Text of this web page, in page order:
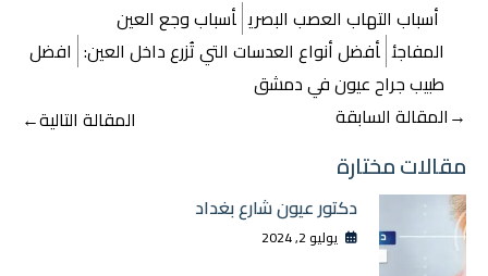
أسباب التهاب العصب البصري أسباب وجع العين
المفاجئ أفضل أنواع العدسات التي تُزرع داخل العين: افضل
طبيب جراح عيون في دمشق
تصفّح
المقالات
→المقالة السابقة المقالة التالية←
مقالات مختارة
دكتور عيون شارع بغداد
يوليو 2, 2024